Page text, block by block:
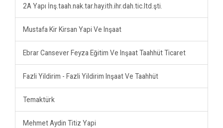
2A Yapı İnş.taah.nak.tar.hay.ith.ihr.dah.tic.ltd.şti.
Mustafa Kir Kirsan Yapi Ve Inşaat
Ebrar Cansever Feyza Eğitim Ve Inşaat Taahhüt Ticaret
Fazli Yildirim - Fazli Yildirim Inşaat Ve Taahhüt
Temaktürk
Mehmet Aydin Titiz Yapi